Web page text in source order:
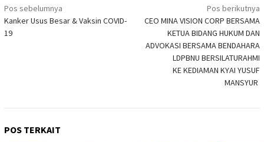
Navigasi
pos
Pos sebelumnya
Kanker Usus Besar & Vaksin COVID-
19
Pos berikutnya
CEO MINA VISION CORP BERSAMA
KETUA BIDANG HUKUM DAN
ADVOKASI BERSAMA BENDAHARA
LDPBNU BERSILATURAHMI
KE KEDIAMAN KYAI YUSUF
MANSYUR
POS TERKAIT